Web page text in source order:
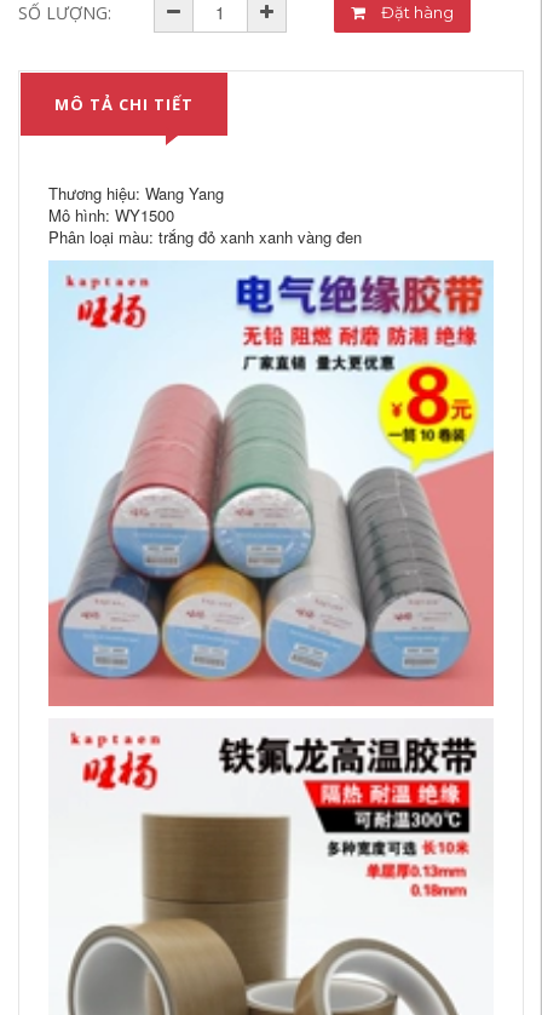
SỐ LƯỢNG: Đặt hàng
MÔ TẢ CHI TIẾT
Thương hiệu: Wang Yang
Mô hình: WY1500
Phân loại màu: trắng đỏ xanh xanh vàng đen